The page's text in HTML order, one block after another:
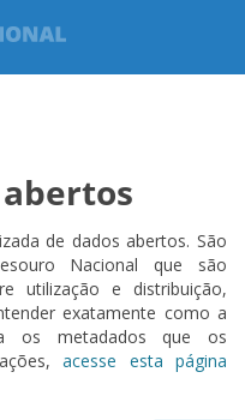
de dados abertos. São
Nacional que são
utilização e distribuição,
exatamente como a
os metadados que os
acesse esta página